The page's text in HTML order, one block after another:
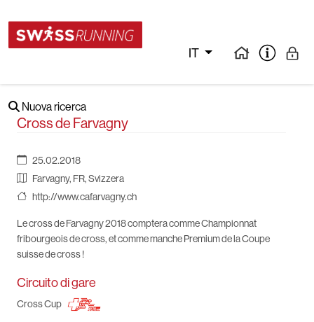
IT
Nuova ricerca
Cross de Farvagny
25.02.2018
Farvagny, FR, Svizzera
http://www.cafarvagny.ch
Le cross de Farvagny 2018 comptera comme Championnat
fribourgeois de cross, et comme manche Premium de la Coupe
suisse de cross !
Circuito di gare
Cross Cup